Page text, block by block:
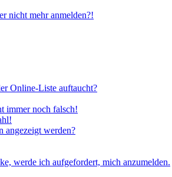
nicht mehr anmelden?!
Online-Liste auftaucht?
immer noch falsch!
angezeigt werden?
werde ich aufgefordert, mich anzumelden.